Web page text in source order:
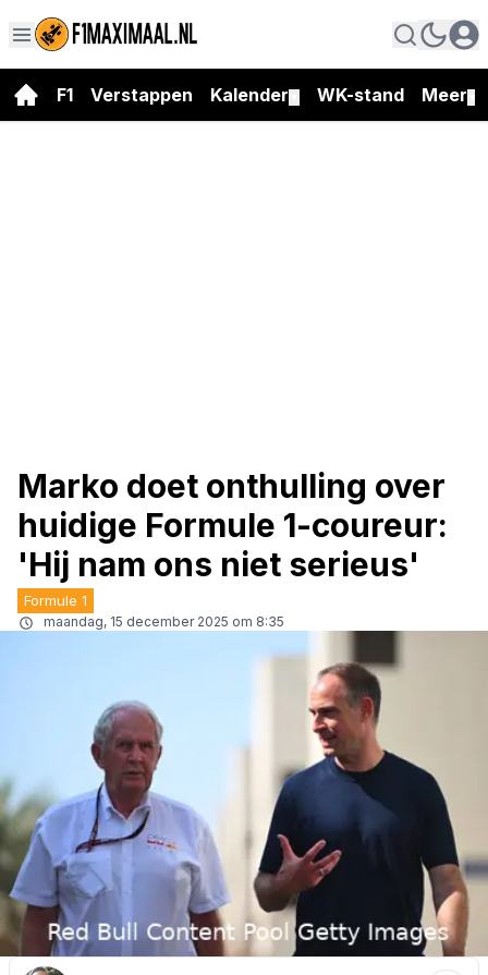
F1 Verstappen Kalender WK-stand Meer
Marko doet onthulling over
huidige Formule 1-coureur:
'Hij nam ons niet serieus'
Formule 1
maandag, 15 december 2025 om 8:35